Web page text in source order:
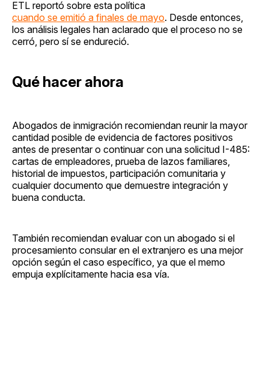
ETL reportó sobre esta política
cuando se emitió a finales de mayo. Desde entonces,
los análisis legales han aclarado que el proceso no se
cerró, pero sí se endureció.
Qué hacer ahora
Abogados de inmigración recomiendan reunir la mayor
cantidad posible de evidencia de factores positivos
antes de presentar o continuar con una solicitud I-485:
cartas de empleadores, prueba de lazos familiares,
historial de impuestos, participación comunitaria y
cualquier documento que demuestre integración y
buena conducta.
También recomiendan evaluar con un abogado si el
procesamiento consular en el extranjero es una mejor
opción según el caso específico, ya que el memo
empuja explícitamente hacia esa vía.